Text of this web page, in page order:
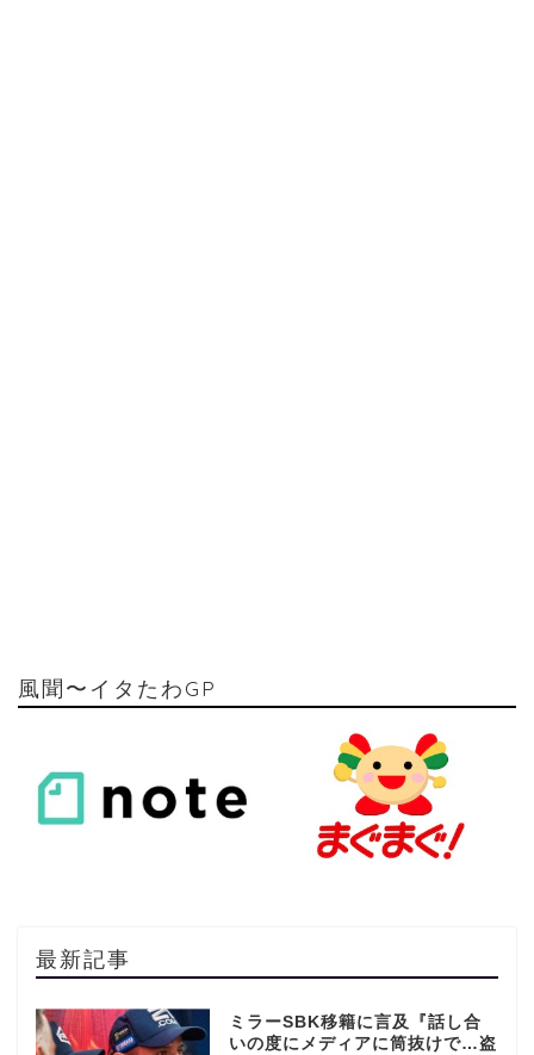
風聞〜イタたわGP
最新記事
ミラーSBK移籍に言及『話し合
いの度にメディアに筒抜けで…盗